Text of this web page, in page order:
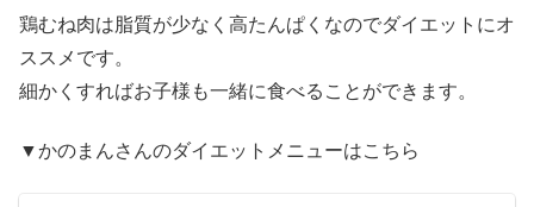
鶏むね肉は脂質が少なく高たんぱくなのでダイエットにオ
ススメです。
細かくすればお子様も一緒に食べることができます。
▼かのまんさんのダイエットメニューはこちら